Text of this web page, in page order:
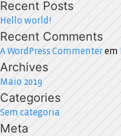
Recent Posts
Hello world!
Recent Comments
A WordPress Commenterem
Archives
Maio 2019
Categories
Sem categoria
Meta